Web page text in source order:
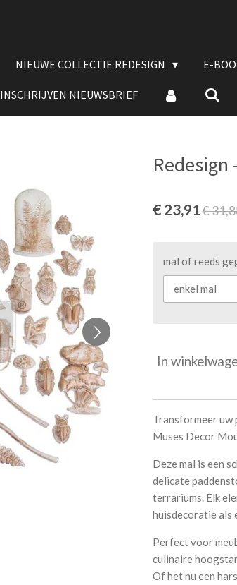
NIEUWE COLLECTIE REDESIGN E-
INSCHRIJVEN NIEUWSBRIEF
Redesign
€ 23,91€
mal of reeds
In
Transformeer uw
Muses Decor
Deze mal is een
delicate
terrariums. Elk
huisdecoratie als
Perfect voor
culinaire
Of het nu een